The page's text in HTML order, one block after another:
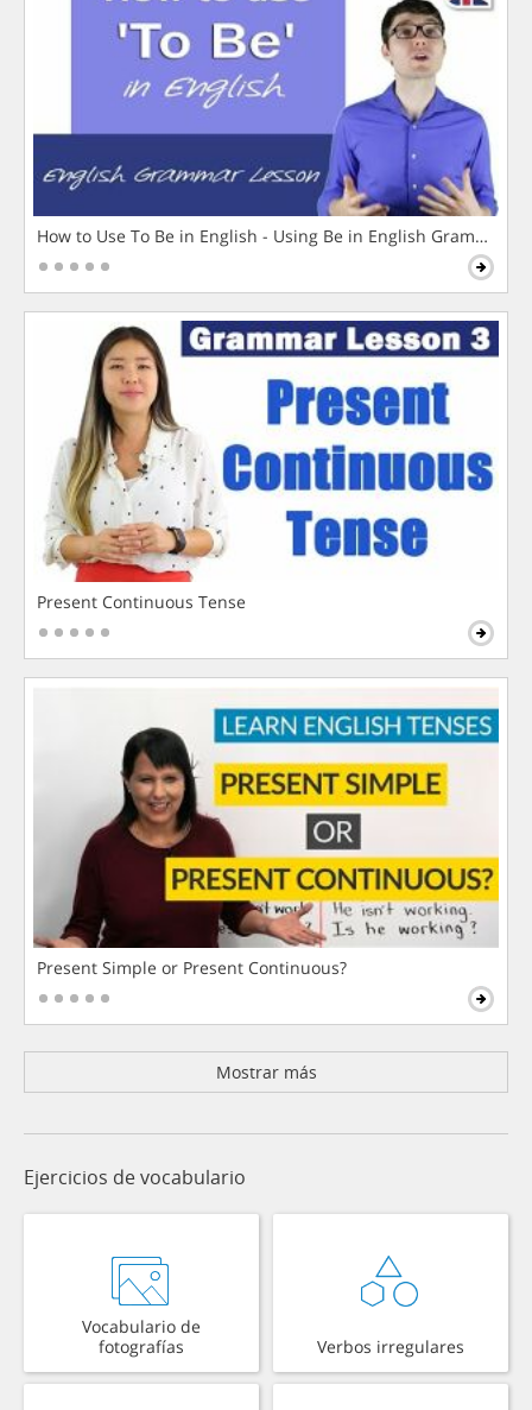
How to Use To Be in English - Using Be in English Grammar
Present Continuous Tense
Present Simple or Present Continuous?
Mostrar más
Ejercicios de vocabulario
Vocabulario de
fotografías
Verbos irregulares